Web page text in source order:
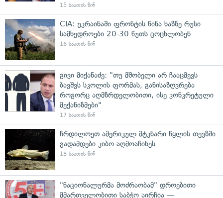
15 საათის წინ
CIA: უკრაინაში ფრონტის წინა ხაზზე რუსი
სამხედროები 20-30 წუთს ცოცხლობენ
16 საათის წინ
გივი მიქანაძე: "თუ მშობელი არ ჩააცმევს
ბავშვს სკოლის ფორმას, განისაზღვრება
როგორც აღმზრდელობითი, ისე კონკრეტული
მექანიზმები"
17 საათის წინ
ჩრდილოეთ ამერიკულ მტკნარი წყლის თევზში
გადამდები კიბო აღმოაჩინეს
18 საათის წინ
"ნაციონალურმა მოძრაობამ" დროებითი
მმართველობითი საბჭო აირჩია —